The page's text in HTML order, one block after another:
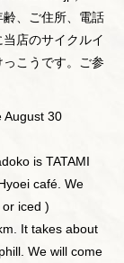
、ご住所、電話
店のサイクルイ
こうです。ご参
August 30
is TATAMI
café. We
iced )
It takes about
We will come